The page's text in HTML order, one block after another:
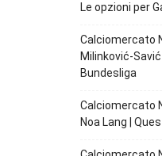
Le opzioni per
Calciomercato
Milinković-
Bundesliga
Calciomercato
Noa Lang |